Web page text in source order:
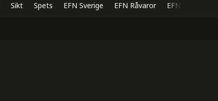
Sikt Spets EFN Sverige EFN Råvaror EFN Direkt